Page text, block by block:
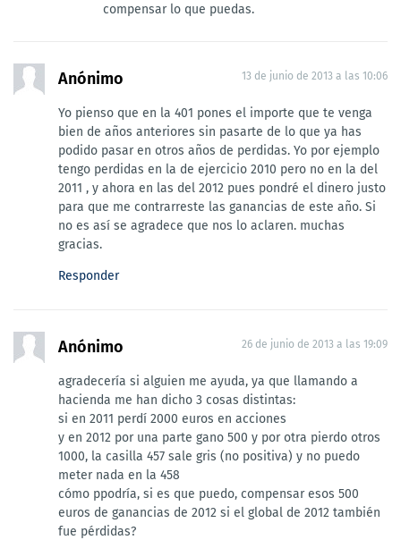
compensar lo que puedas.
Anónimo 13 de junio de 2013 a las 10:06
Yo pienso que en la 401 pones el importe que te venga
bien de años anteriores sin pasarte de lo que ya has
podido pasar en otros años de perdidas. Yo por ejemplo
tengo perdidas en la de ejercicio 2010 pero no en la del
2011 , y ahora en las del 2012 pues pondré el dinero justo
para que me contrarreste las ganancias de este año. Si
no es así se agradece que nos lo aclaren. muchas
gracias.
Responder
Anónimo 26 de junio de 2013 a las 19:09
agradecería si alguien me ayuda, ya que llamando a
hacienda me han dicho 3 cosas distintas:
si en 2011 perdí 2000 euros en acciones
y en 2012 por una parte gano 500 y por otra pierdo otros
1000, la casilla 457 sale gris (no positiva) y no puedo
meter nada en la 458
cómo ppodría, si es que puedo, compensar esos 500
euros de ganancias de 2012 si el global de 2012 también
fue pérdidas?